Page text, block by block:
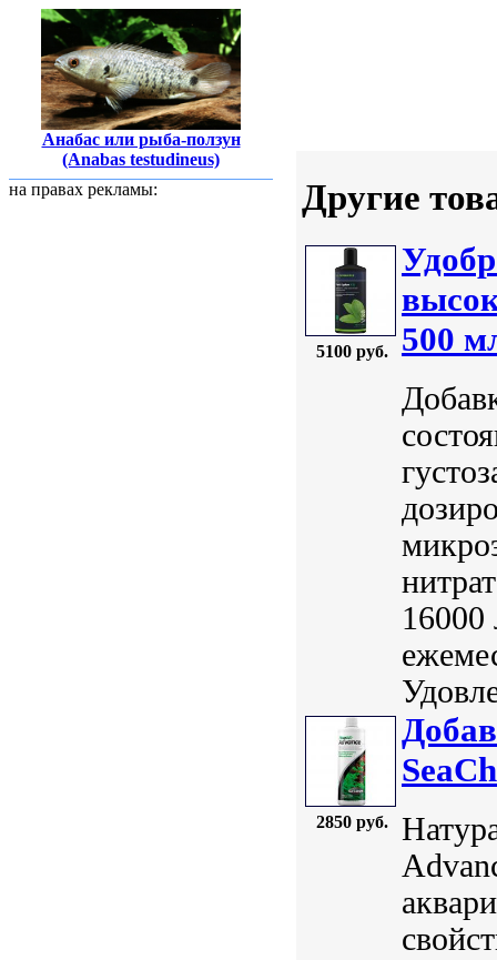
Анабас или рыба-ползун
(Anabas testudineus)
на правах рекламы:
Другие
5100 руб.
500
16000
2850 руб.